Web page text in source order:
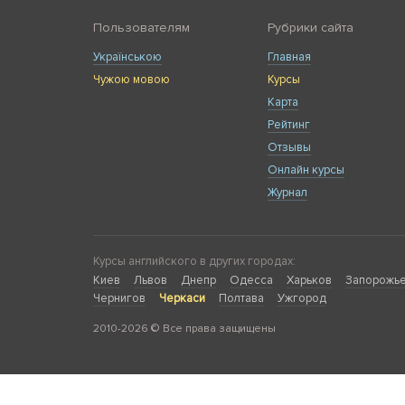
Пользователям
Українською
Чужою мовою
Рубрики сайта
Главная
Курсы
Карта
Рейтинг
Отзывы
Онлайн курсы
Журнал
Курсы английского в других городах:
Киев
Львов Днепр Одесса Харьков
Чернигов
Черкаси Полтава Ужгород
2010-2026 © Все права защищены